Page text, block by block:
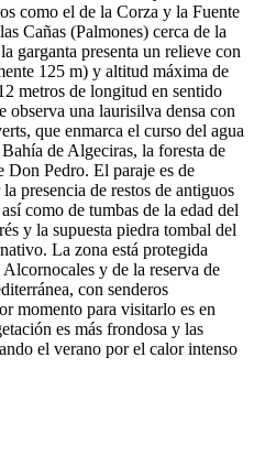
como el de la Corza y la Fuente
Cañas (Palmones) cerca de la
garganta presenta un relieve con
125 m) y altitud máxima de
metros de longitud en sentido
observa una laurisilva densa con
que enmarca el curso del agua
de Algeciras, la foresta de
Don Pedro. El paraje es de
presencia de restos de antiguos
como de tumbas de la edad del
y la supuesta piedra tombal del
La zona está protegida
y de la reserva de
con senderos
momento para visitarlo es en
es más frondosa y las
el verano por el calor intenso